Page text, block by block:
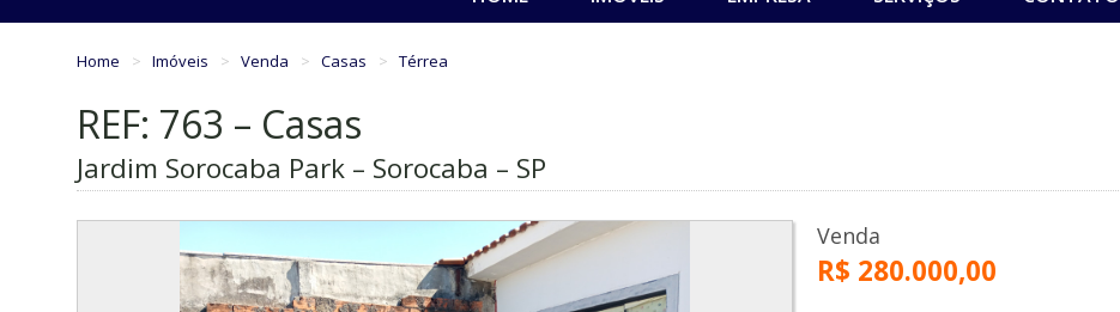
Home Imóveis Venda Casas Térrea
REF: 763 – Casas
Jardim Sorocaba Park – Sorocaba – SP
Venda
R$ 280.000,00